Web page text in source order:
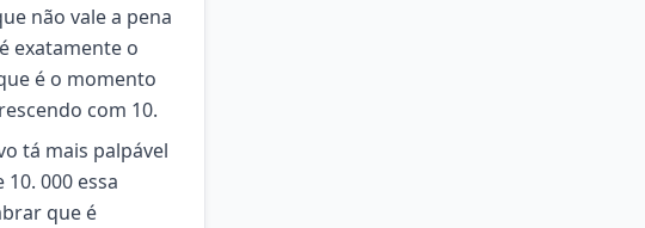
não vale a pena
exatamente o
é o momento
com 10.
tá mais palpável
000 essa
que é